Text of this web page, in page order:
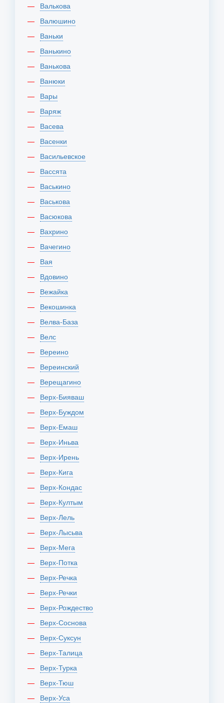
Валькова
Валюшино
Ваньки
Ванькино
Ванькова
Ванюки
Вары
Варяж
Васева
Васенки
Васильевское
Вассята
Васькино
Васькова
Васюкова
Вахрино
Вачегино
Вая
Вдовино
Вежайка
Векошинка
Велва-База
Велс
Вереино
Вереинский
Верещагино
Верх-Бияваш
Верх-Буждом
Верх-Емаш
Верх-Иньва
Верх-Ирень
Верх-Кига
Верх-Кондас
Верх-Култым
Верх-Лель
Верх-Лысьва
Верх-Мега
Верх-Потка
Верх-Речка
Верх-Речки
Верх-Рождество
Верх-Соснова
Верх-Суксун
Верх-Талица
Верх-Турка
Верх-Тюш
Верх-Уса